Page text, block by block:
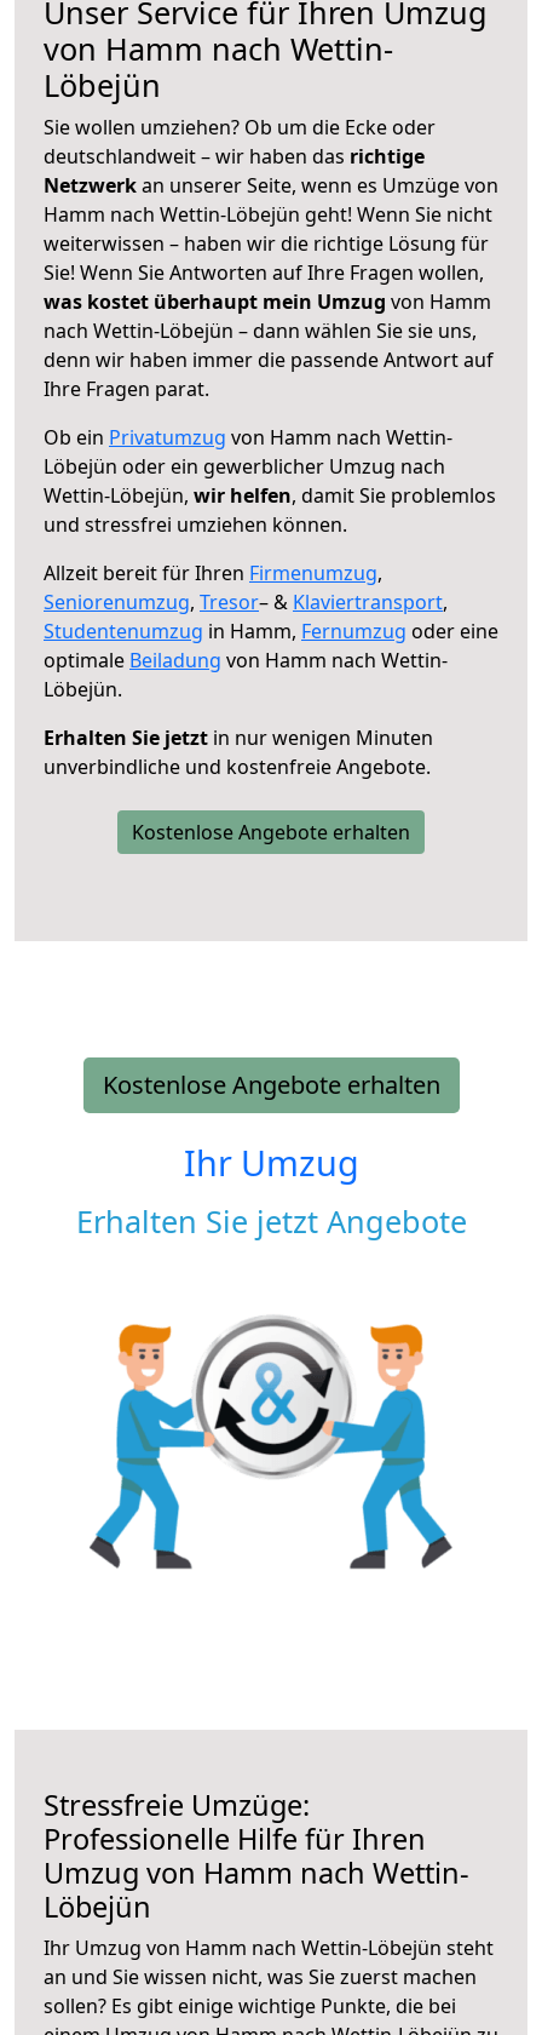
Unser Service für Ihren Umzug
von Hamm nach Wettin-
Löbejün
Sie wollen umziehen? Ob um die Ecke oder
deutschlandweit – wir haben das richtige
Netzwerkan unserer Seite, wenn es Umzüge von
Hamm nach Wettin-Löbejün geht! Wenn Sie nicht
weiterwissen – haben wir die richtige Lösung für
Sie! Wenn Sie Antworten auf Ihre Fragen wollen,
was kostet überhaupt mein Umzug von Hamm
nach Wettin-Löbejün – dann wählen Sie sie uns,
denn wir haben immer die passende Antwort auf
Ihre Fragen parat.
Ob ein Privatumzug von Hamm nach Wettin-
Löbejün oder ein gewerblicher Umzug nach
Wettin-Löbejün, wir helfen, damit Sie problemlos
und stressfrei umziehen können.
Allzeit bereit für Ihren Firmenumzug,
Seniorenumzug, Tresor– & Klaviertransport,
Studentenumzug in Hamm, Fernumzug oder eine
optimale Beiladung von Hamm nach Wettin-
Löbejün.
Erhalten Sie jetzt in nur wenigen Minuten
unverbindliche und kostenfreie Angebote.
Kostenlose Angebote erhalten
Kostenlose Angebote erhalten
Ihr Umzug
Erhalten Sie jetzt Angebote
Stressfreie Umzüge:
Professionelle Hilfe für Ihren
Umzug von Hamm nach Wettin-
Löbejün
Ihr Umzug von Hamm nach Wettin-Löbejün steht
an und Sie wissen nicht, was Sie zuerst machen
sollen? Es gibt einige wichtige Punkte, die bei